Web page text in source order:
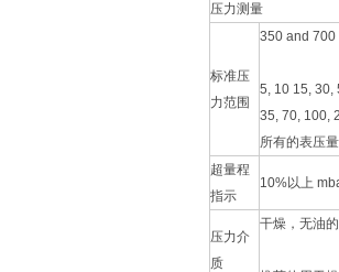
压力测量
标准压
力范围
350 and 700
5, 10 15, 30,
35, 70, 100,
所有的表压
超量程
指示
10%以上
压力介
质
干燥，无油